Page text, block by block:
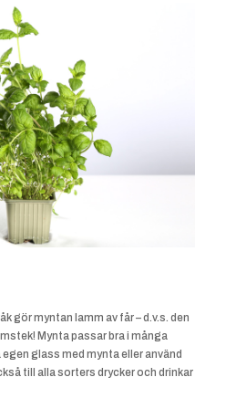
gör myntan lamm av får – d.v.s. den
Mynta passar bra i många
glass med mynta eller använd
till alla sorters drycker och drinkar